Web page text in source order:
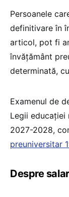
Persoanele
definitivare în
articol, pot fi
învăţământ
determinată,
Examenul de
Legii educației
2027-2028,
preuniversitar
Despre